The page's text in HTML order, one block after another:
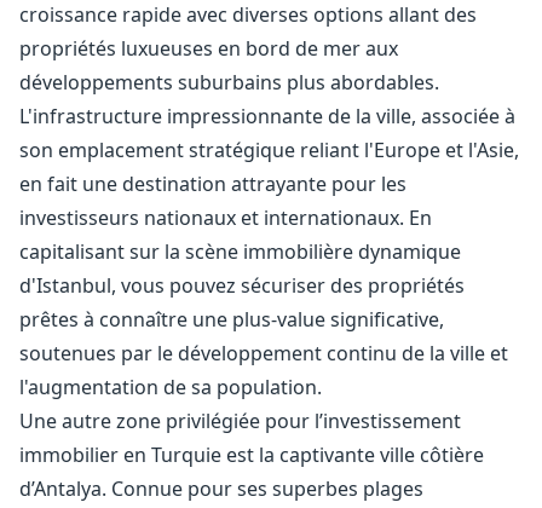
croissance rapide avec diverses options allant des
propriétés luxueuses en bord de mer aux
développements suburbains plus abordables.
L'infrastructure impressionnante de la ville, associée à
son emplacement stratégique reliant l'Europe et l'Asie,
en fait une destination attrayante pour les
investisseurs nationaux et internationaux. En
capitalisant sur la scène immobilière dynamique
d'Istanbul, vous pouvez sécuriser des propriétés
prêtes à connaître une plus-value significative,
soutenues par le développement continu de la ville et
l'augmentation de sa population.
Une autre zone privilégiée pour l’investissement
immobilier en Turquie est la captivante ville côtière
d’Antalya. Connue pour ses superbes plages